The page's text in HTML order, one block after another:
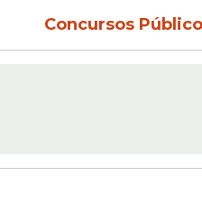
Concursos